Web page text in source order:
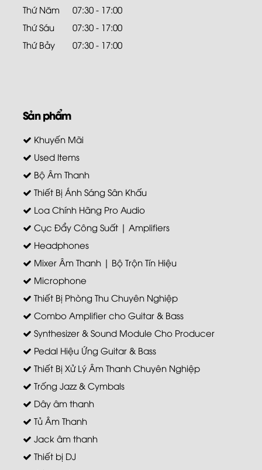
Thứ Năm
07:30 - 17:00
Thứ Sáu
07:30 - 17:00
Thứ Bảy
07:30 - 17:00
Sản phẩm
Khuyến Mãi
Used Items
Bộ Âm Thanh
Thiết Bị Ánh Sáng Sân Khấu
Loa Chính Hãng Pro Audio
Cục Đẩy Công Suất | Amplifiers
Headphones
Mixer Âm Thanh | Bộ Trộn Tín Hiệu
Microphone
Thiết Bị Phòng Thu Chuyên Nghiệp
Combo Amplifier cho Guitar & Bass
Synthesizer & Sound Module Cho Producer
Pedal Hiệu Ứng Guitar & Bass
Thiết Bị Xử Lý Âm Thanh Chuyên Nghiệp
Trống Jazz & Cymbals
Dây âm thanh
Tủ Âm Thanh
Jack âm thanh
Thiết bị DJ